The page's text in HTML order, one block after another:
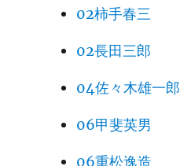
02柿手春三
02長田三郎
04佐々木雄一郎
06甲斐英男
06重松逸造